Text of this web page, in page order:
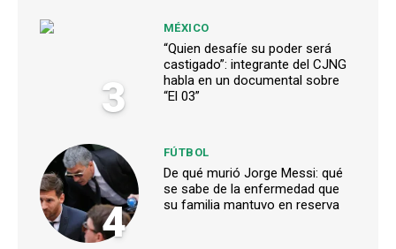
3
MÉXICO
“Quien desafíe su poder será
castigado”: integrante del CJNG
habla en un documental sobre
“El 03”
4
FÚTBOL
De qué murió Jorge Messi: qué
se sabe de la enfermedad que
su familia mantuvo en reserva